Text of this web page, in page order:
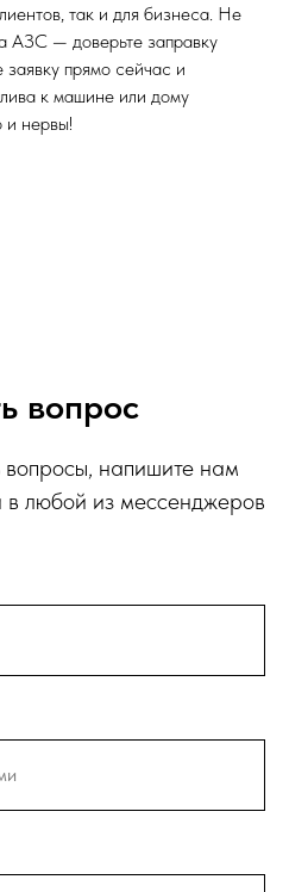
так и для бизнеса. Не
АЗС — доверьте заправку
прямо сейчас и
к машине или дому
и нервы!
вопрос
вопросы, напишите нам
любой из мессенджеров